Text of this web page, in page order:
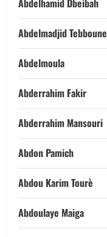
Abdelhamid Dbeibah
Abdelmadjid Tebboune
Abdelmoula
Abderrahim Fakir
Abderrahim Mansouri
Abdon Pamich
Abdou Karim Tourè
Abdoulaye Maiga